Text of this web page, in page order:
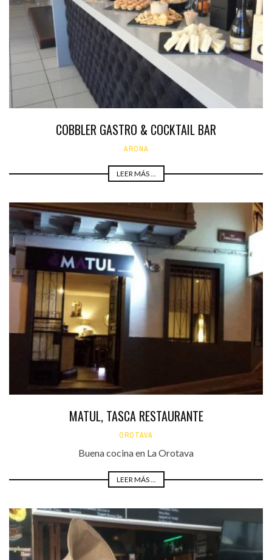
COBBLER GASTRO & COCKTAIL BAR
ARONA
LEER MÁS ...
MATUL, TASCA RESTAURANTE
OROTAVA
Buena cocina en La Orotava
LEER MÁS ...